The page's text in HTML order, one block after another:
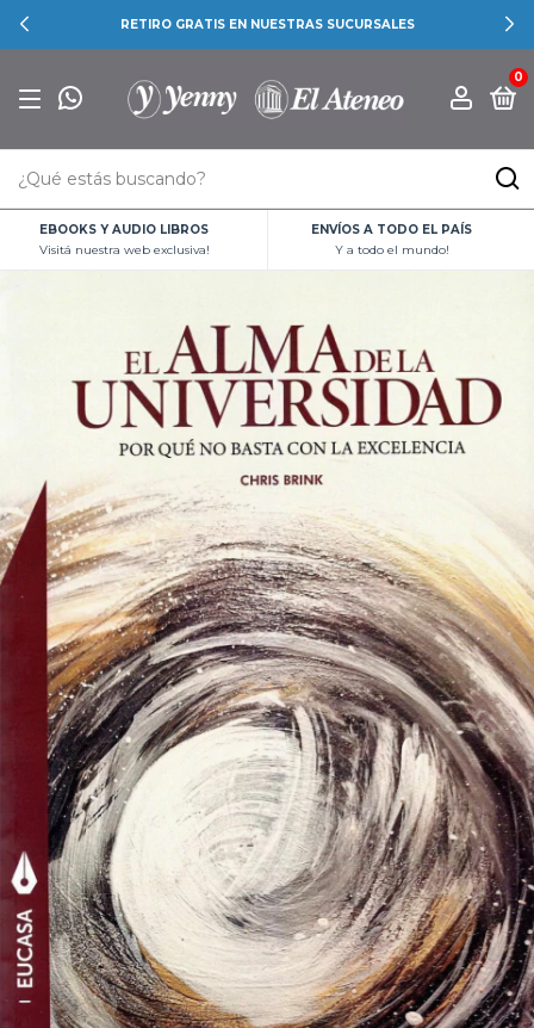
RETIRO GRATIS EN NUESTRAS SUCURSALES
0
EBOOKS Y AUDIO LIBROS
Visitá nuestra web exclusiva!
ENVÍOS A TODO EL PAÍS
Y a todo el mundo!